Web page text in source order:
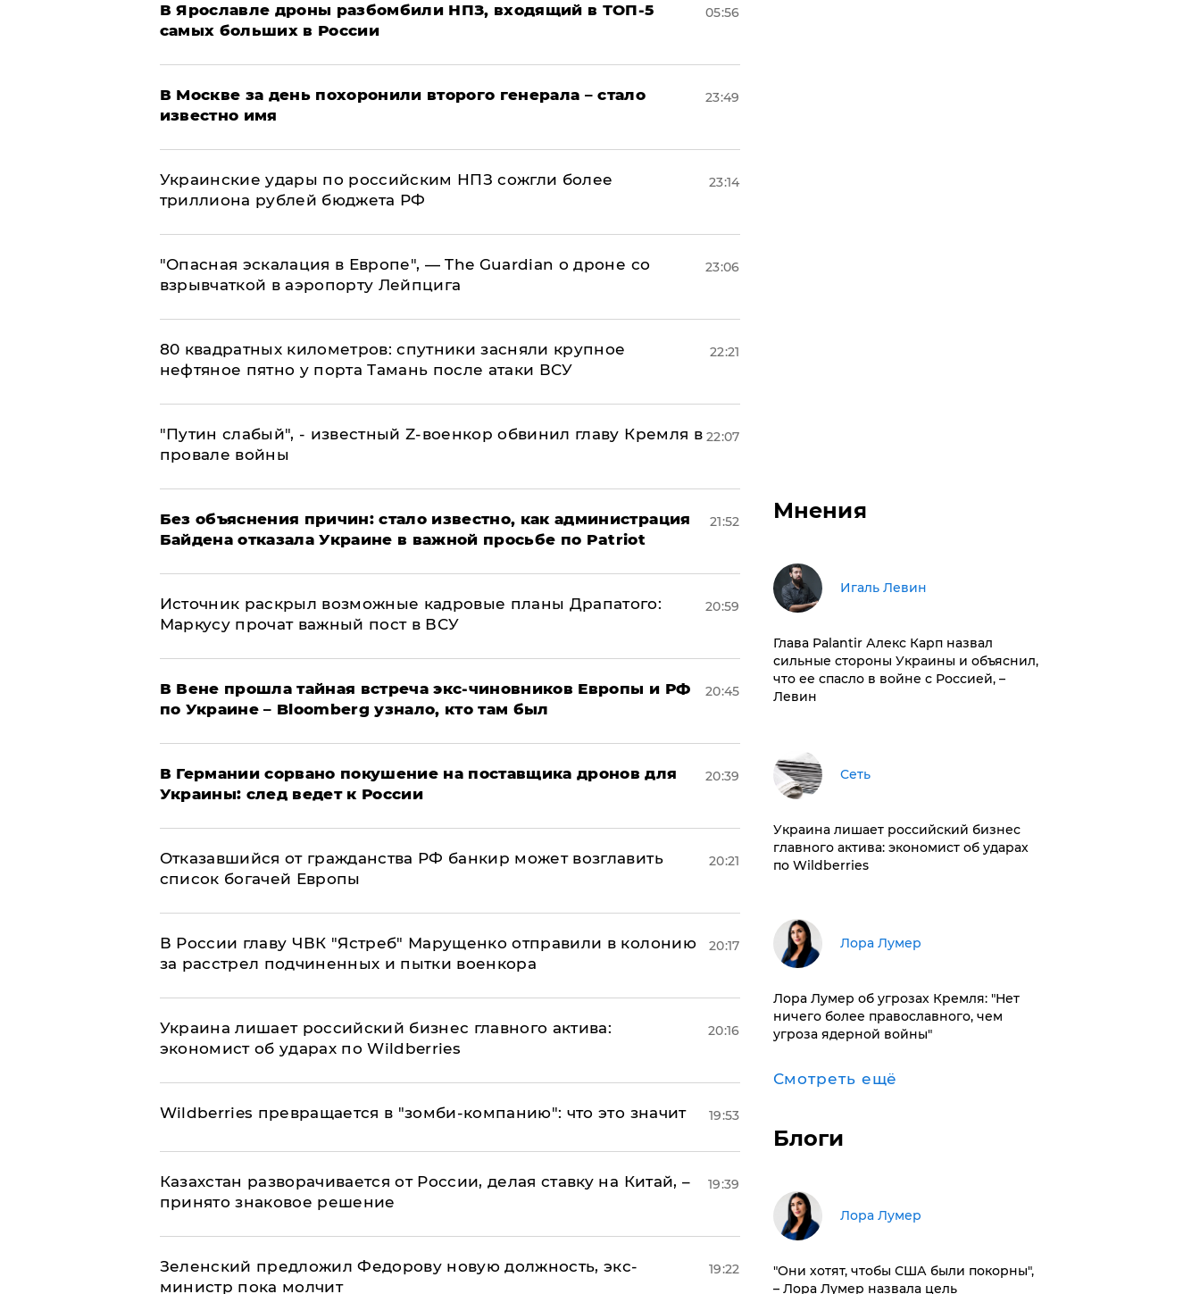
В Ярославле дроны разбомбили НПЗ, входящий в ТОП-5
самых больших в России
05:56
В Москве за день похоронили второго генерала – стало
известно имя
23:49
Украинские удары по российским НПЗ сожгли более
триллиона рублей бюджета РФ
23:14
"Опасная эскалация в Европе", — The Guardian о дроне со
взрывчаткой в аэропорту Лейпцига
23:06
80 квадратных километров: спутники засняли крупное
нефтяное пятно у порта Тамань после атаки ВСУ
22:21
​"Путин слабый", - известный Z-военкор обвинил главу Кремля в
провале войны
22:07
Без объяснения причин: стало известно, как администрация
Байдена отказала Украине в важной просьбе по Patriot
21:52
​Источник раскрыл возможные кадровые планы Драпатого:
Маркусу прочат важный пост в ВСУ
20:59
В Вене прошла тайная встреча экс-чиновников Европы и РФ
по Украине – Bloomberg узнало, кто там был
20:45
​В Германии сорвано покушение на поставщика дронов для
Украины: след ведет к России
20:39
Отказавшийся от гражданства РФ банкир может возглавить
список богачей Европы
20:21
В России главу ЧВК "Ястреб" Марущенко отправили в колонию
за расстрел подчиненных и пытки военкора
20:17
​Украина лишает российский бизнес главного актива:
экономист об ударах по Wildberries
20:16
Wildberries превращается в "зомби-компанию": что это значит 19:53
Казахстан разворачивается от России, делая ставку на Китай, –
принято знаковое решение
19:39
Зеленский предложил Федорову новую должность, экс-
министр пока молчит
19:22
Мнения
Игаль Левин
Глава Palantir Алекс Карп назвал
сильные стороны Украины и объяснил,
что ее спасло в войне с Россией, –
Левин
Сеть
​Украина лишает российский бизнес
главного актива: экономист об ударах
по Wildberries
​Лора Лумер
Лора Лумер об угрозах Кремля: "Нет
ничего более православного, чем
угроза ядерной войны"
Смотреть ещё
Блоги
​Лора Лумер
"Они хотят, чтобы США были покорны",
– Лора Лумер назвала цель